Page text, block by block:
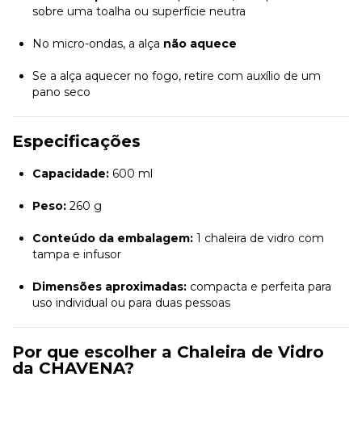
sobre uma toalha ou superfície neutra
No micro-ondas, a alça não aquece
Se a alça aquecer no fogo, retire com auxílio de um
pano seco
Especificações
Capacidade: 600 ml
Peso: 260 g
Conteúdo da embalagem: 1 chaleira de vidro com
tampa e infusor
Dimensões aproximadas: compacta e perfeita para
uso individual ou para duas pessoas
Por que escolher a Chaleira de Vidro
da CHAVENA?